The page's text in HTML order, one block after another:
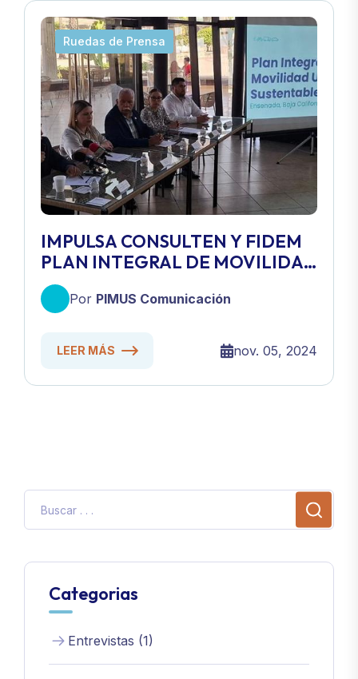
Ruedas de Prensa
IMPULSA CONSULTEN Y FIDEM
PLAN INTEGRAL DE MOVILIDAD
URBANA SUSTENTABLE
Por PIMUS Comunicación
LEER MÁS nov. 05, 2024
Categorias
Entrevistas (1)